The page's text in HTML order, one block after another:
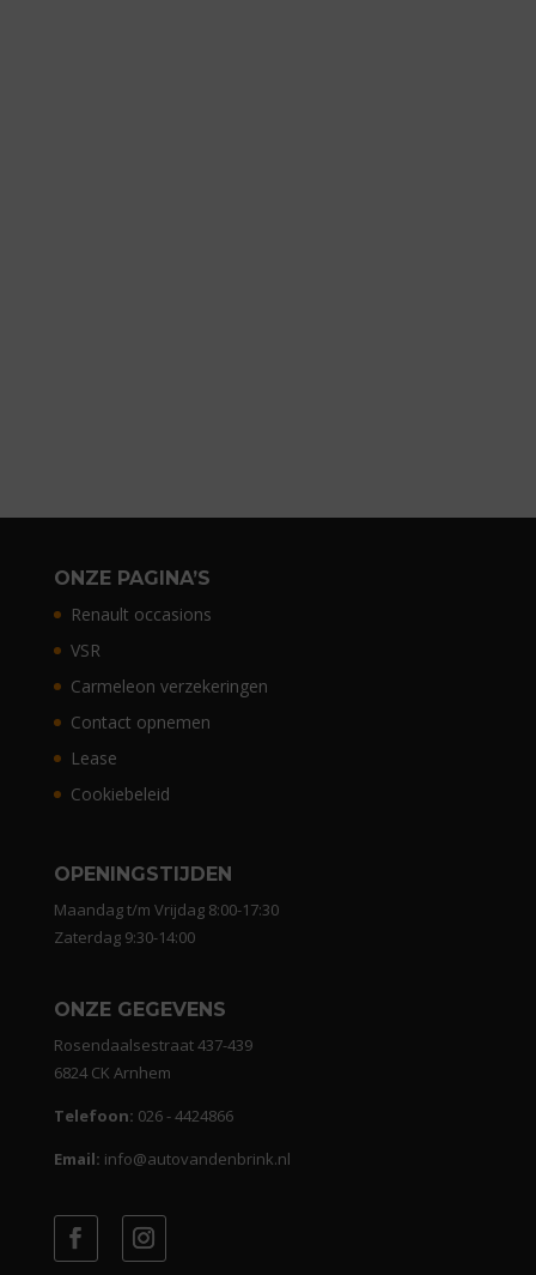
ONZE PAGINA’S
Renault occasions
VSR
Carmeleon verzekeringen
Contact opnemen
Lease
Cookiebeleid
OPENINGSTIJDEN
Maandag t/m Vrijdag 8:00-17:30
Zaterdag 9:30-14:00
ONZE GEGEVENS
Rosendaalsestraat 437-439
6824 CK Arnhem
Telefoon: 026 - 4424866
Email: info@autovandenbrink.nl